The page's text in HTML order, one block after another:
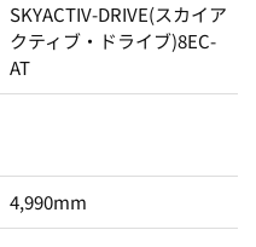
SKYACTIV-DRIVE(スカイア
クティブ・ドライブ)8EC-
AT
4,990mm